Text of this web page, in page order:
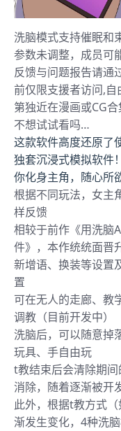
洗脑模式支持催眠和
参数未调整，成员可
反馈与问题报告请通
前仅限支援者访问,自
第独近在漫画或CG
不想试试看吗…
这款软件高度还原了
独套沉浸式模拟软件
你化身主角，随心所
根据不同玩法，女主
样反馈
相较于前作《用洗脑
件》，本作统统面晋升
新增语、换装等设置
置
可在无人的走廊、教
调教（目前开发中）
洗脑后，可以随意掉
玩具、手自由玩
t教结束后会清除期
消除，随着逐渐被开
此外，根据t教方式
渐发生变化，4种洗